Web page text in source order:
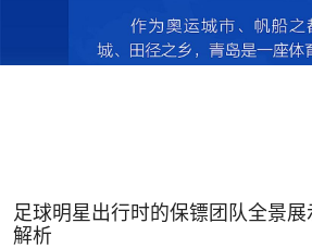
足球明星出行时的保镖团队全景
解析